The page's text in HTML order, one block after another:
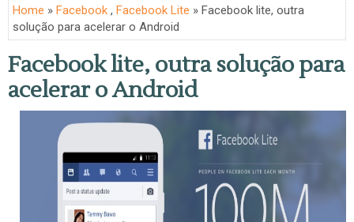
Home » Facebook , Facebook Lite » Facebook lite, outra
solução para acelerar o Android
Facebook lite, outra solução para
acelerar o Android